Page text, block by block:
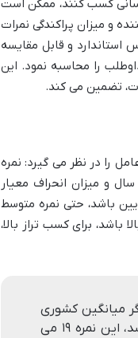
کسب کنند، ممکن است
و میزان پراکندگی نمرات
استاندارد و قابل مقایسه
را محاسبه نمود. این
تضمین می کند.
را در نظر می گیرد: نمره
و میزان انحراف معیار
باشد، حتی نمره متوسط
برای کسب تراز بالا،
نمره ۱۹ کسب کرده است. اگر میانگین کشوری
نمرات ریاضی در آن سال ۱۶ باشد و انحراف معیار مشخصی وجود داشته باشد، این نمره ۱۹ می